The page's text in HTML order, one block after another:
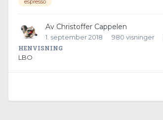
espresso
Av Christoffer Cappelen
1. september 2018 980 visninger
HENVISNING
LBO